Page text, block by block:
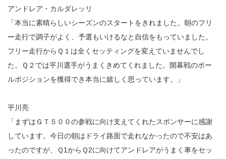
アンドレア・カルダレッリ
「本当に素晴らしいシーズンのスタートをきれました。朝のフリ
ー走行で調子がよく、予選もいけるなと自信をもっていました。
フリー走行からＱ１は全くセッティングを変えていませんでし
た。Ｑ２では平川選手がうまくきめてくれました。開幕戦のポー
ルポジションを獲得でき本当に嬉しく思っています。」
平川亮
「まずはＧＴ５００の参戦に向け支えてくれたスポンサーに感謝
しています。今日の朝はドライ路面で走れなかったので不安はあ
ったのですが、Ｑ1からＱ2に向けてアンドレアがうまく車をセッ